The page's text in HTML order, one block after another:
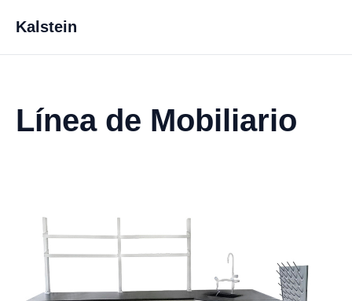
Kalstein
Línea de Mobiliario